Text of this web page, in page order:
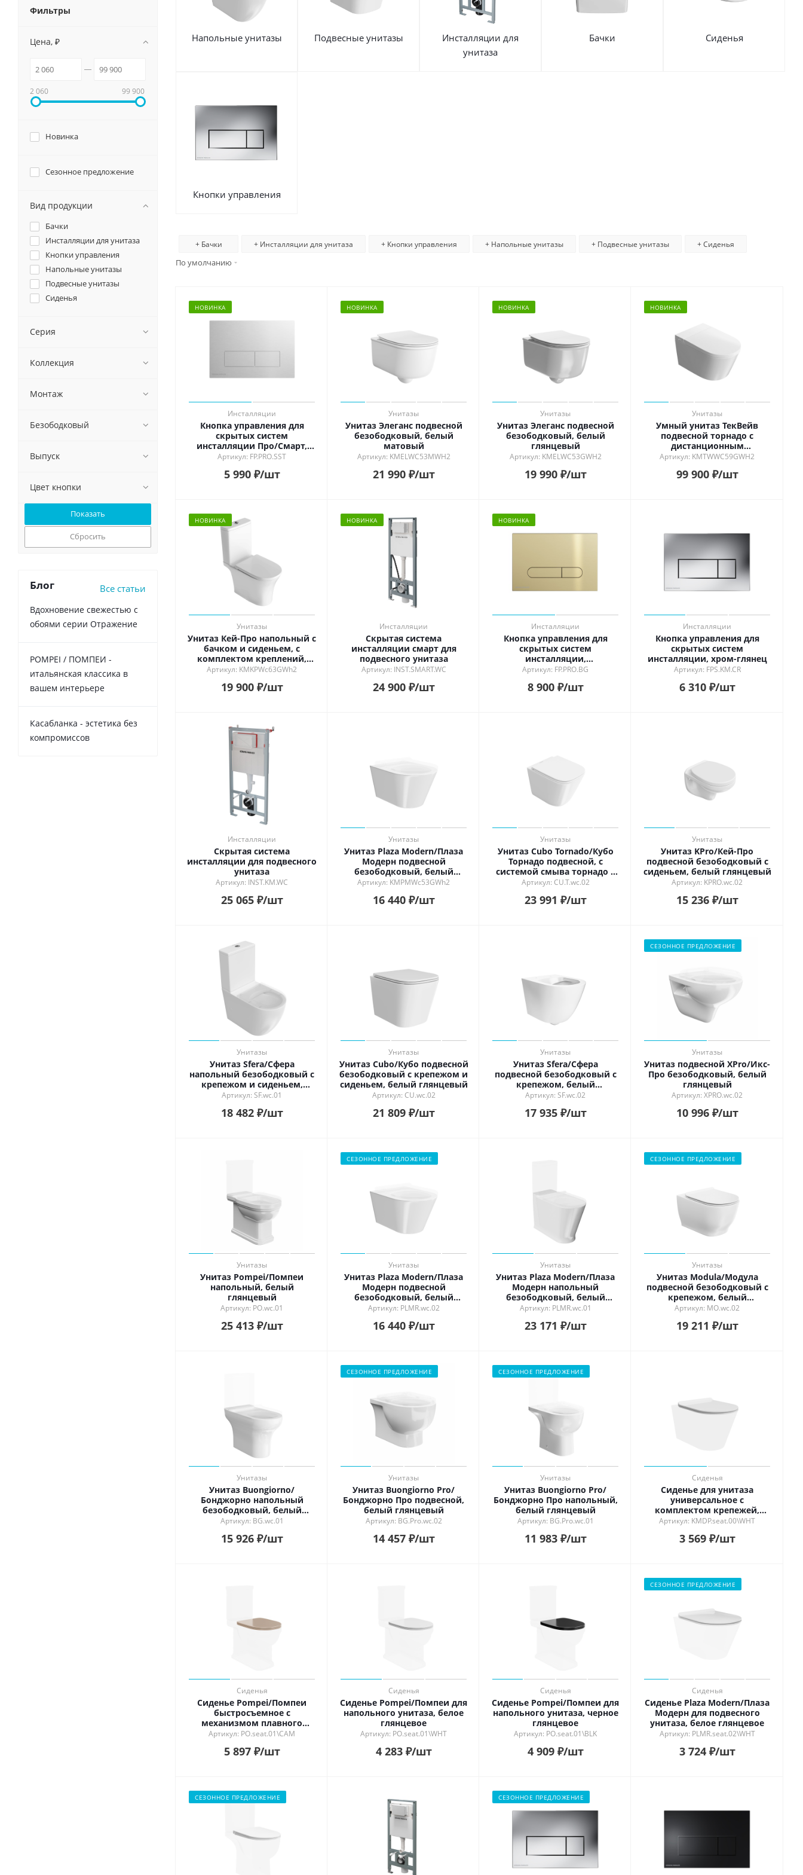
Смотреть в интерьере
Особенности
Матовый
Глянцевый
Душевые системы и ограждения
Унитазы и аксессуары
Подвесные зеркала для ванной
Мебель для ванной
Напольные унитазы Подвесные унитазы
Инсталляции для
унитаза
Бачки Сиденья
Кнопки управления
+ Бачки + Инсталляции для унитаза + Кнопки управления + Напольные унитазы + Подвесные унитазы + Сиденья
По умолчанию
НОВИНКА
Инсталляции
Кнопка управления для
скрытых систем
инсталляции Про/Смарт,
брашированная сталь
Артикул: FP.PRO.SST
5 990₽/шт
НОВИНКА
Унитазы
Унитаз Элеганс подвесной
безободковый, белый
матовый
Артикул: KMELWC53MWH2
21 990₽/шт
НОВИНКА
Унитазы
Унитаз Элеганс подвесной
безободковый, белый
глянцевый
Артикул: KMELWC53GWH2
19 990₽/шт
НОВИНКА
Унитазы
Умный унитаз ТекВейв
подвесной торнадо с
дистанционным
управлением, белый
Артикул: KMTWWC59GWH2
99 900₽/шт
НОВИНКА
Унитазы
Унитаз Кей-Про напольный с
бачком и сиденьем, с
комплектом креплений,
белый глянцевый
Артикул: KMKPWc63GWh2
19 900₽/шт
НОВИНКА
Инсталляции
Скрытая система
инсталляции смарт для
подвесного унитаза
Артикул: INST.SMART.WC
24 900₽/шт
НОВИНКА
Инсталляции
Кнопка управления для
скрытых систем
инсталляции,
брашированное золото
Артикул: FP.PRO.BG
8 900₽/шт
Инсталляции
Кнопка управления для
скрытых систем
инсталляции, xром-глянец
Артикул: FPS.KM.CR
6 310₽/шт
Инсталляции
Скрытая система
инсталляции для подвесного
унитаза
Артикул: INST.KM.WC
25 065₽/шт
Унитазы
Унитаз Plaza Modern/Плаза
Модерн подвесной
безободковый, белый
глянцевый
Артикул: KMPMWc53GWh2
16 440₽/шт
Унитазы
Унитаз Cubo Tornado/Кубо
Торнадо подвесной, с
системой смыва торнадо с
крепежом и сиденьем,
Артикул: CU.T.wc.02
23 991 ₽/шт
Унитазы
Унитаз KPro/Кей-Про
подвесной безободковый с
сиденьем, белый глянцевый
Артикул: KPRO.wc.02
15 236₽/шт
Унитазы
Унитаз Sfera/Сфера
напольный безободковый с
крепежом и сиденьем,
белый глянцевый
Артикул: SF.wc.01
18 482₽/шт
Унитазы
Унитаз Cubo/Кубо подвесной
безободковый с крепежом и
сиденьем, белый глянцевый
Артикул: CU.wc.02
21 809₽/шт
Унитазы
Унитаз Sfera/Сфера
подвесной безободковый с
крепежом, белый
глянцевый
Артикул: SF.wc.02
17 935₽/шт
СЕЗОННОЕ ПРЕДЛОЖЕНИЕ
Унитазы
Унитаз подвесной XPro/Икс-
Про безободковый, белый
глянцевый
Артикул: XPRO.wc.02
10 996₽/шт
Унитазы
Унитаз Pompei/Помпеи
напольный, белый
глянцевый
Артикул: PO.wc.01
25 413₽/шт
СЕЗОННОЕ ПРЕДЛОЖЕНИЕ
Унитазы
Унитаз Plaza Modern/Плаза
Модерн подвесной
безободковый, белый
глянцевый
Артикул: PLMR.wc.02
16 440₽/шт
Унитазы
Унитаз Plaza Modern/Плаза
Модерн напольный
безободковый, белый
глянцевый
Артикул: PLMR.wc.01
23 171 ₽/шт
СЕЗОННОЕ ПРЕДЛОЖЕНИЕ
Унитазы
Унитаз Modula/Модула
подвесной безободковый с
крепежом, белый
глянцевый
Артикул: MO.wc.02
19 211 ₽/шт
Унитазы
Унитаз Buongiorno/
Бонджорно напольный
безободковый, белый
глянцевый
Артикул: BG.wc.01
15 926₽/шт
СЕЗОННОЕ ПРЕДЛОЖЕНИЕ
Унитазы
Унитаз Buongiorno Pro/
Бонджорно Про подвесной,
белый глянцевый
Артикул: BG.Pro.wc.02
14 457₽/шт
СЕЗОННОЕ ПРЕДЛОЖЕНИЕ
Унитазы
Унитаз Buongiorno Pro/
Бонджорно Про напольный,
белый глянцевый
Артикул: BG.Pro.wc.01
11 983₽/шт
Сиденья
Сиденье для унитаза
универсальное с
комплектом крепежей,
белое глянцевое
Артикул: KMDP.seat.00\WHT
3 569₽/шт
Сиденья
Сиденье Pompei/Помпеи
быстросъемное с
механизмом плавного
опускания, камео бежевый
Артикул: PO.seat.01\CAM
5 897₽/шт
Сиденья
Сиденье Pompei/Помпеи для
напольного унитаза, белое
глянцевое
Артикул: PO.seat.01\WHT
4 283₽/шт
Сиденья
Сиденье Pompei/Помпеи для
напольного унитаза, черное
глянцевое
Артикул: PO.seat.01\BLK
4 909₽/шт
СЕЗОННОЕ ПРЕДЛОЖЕНИЕ
Сиденья
Сиденье Plaza Modern/Плаза
Модерн для подвесного
унитаза, белое глянцевое
Артикул: PLMR.seat.02\WHT
3 724₽/шт
СЕЗОННОЕ ПРЕДЛОЖЕНИЕ СЕЗОННОЕ ПРЕДЛОЖЕНИЕ
Фильтры
Цена, ₽
2 060 99 900
Новинка
Сезонное предложение
Вид продукции
Бачки
Инсталляции для унитаза
Кнопки управления
Напольные унитазы
Подвесные унитазы
Сиденья
Серия
Коллекция
Монтаж
Безободковый
Выпуск
Цвет кнопки
Сбросить
Блог Все статьи
Вдохновение свежестью с
обоями серии Отражение
POMPEI / ПОМПЕИ -
итальянская классика в
вашем интерьере
Касабланка - эстетика без
компромиссов